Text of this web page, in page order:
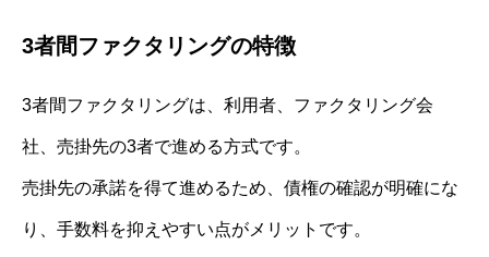
3者間ファクタリングの特徴
3者間ファクタリングは、利用者、ファクタリング会
社、売掛先の3者で進める方式です。
売掛先の承諾を得て進めるため、債権の確認が明確にな
り、手数料を抑えやすい点がメリットです。